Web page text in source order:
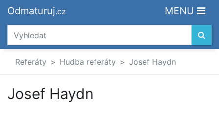
Odmaturuj.cz MENU
Referáty Hudba referáty Josef Haydn
Josef Haydn